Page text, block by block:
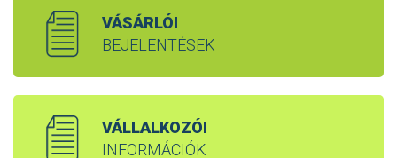
VÁSÁRLÓI
BEJELENTÉSEK
VÁLLALKOZÓI
INFORMÁCIÓK